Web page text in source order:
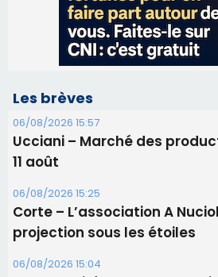
Les brèves
06/08/2026 15:57
Ucciani – Marché des
11 août
06/08/2026 15:25
Corte – L’association A
projection sous les étoiles
06/08/2026 15:04